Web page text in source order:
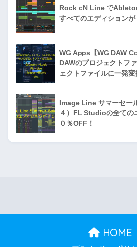
Rock oN Line で
すべてのエディションが
WG Apps【WG DAW
DAWのプロジェクトフ
ェクトファイルに一発変
Image Line サマーセー
４）FL Studioの全ての
０％OFF！
HOME